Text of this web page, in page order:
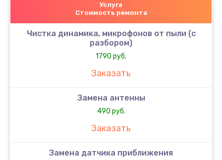
Услуга
Стоимость ремонта
Чистка динамика, микрофонов от пыли (с
разбором)
1790 руб.
Заказать
Замена антенны
490 руб.
Заказать
Замена датчика приближения